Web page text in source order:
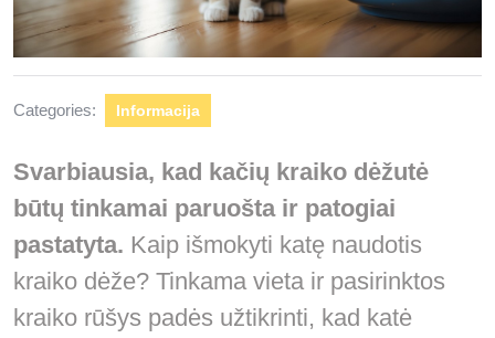
Categories: Informacija
Svarbiausia, kad kačių kraiko dėžutė
būtų tinkamai paruošta ir patogiai
pastatyta. Kaip išmokyti katę naudotis
kraiko dėže? Tinkama vieta ir pasirinktos
kraiko rūšys padės užtikrinti, kad katė